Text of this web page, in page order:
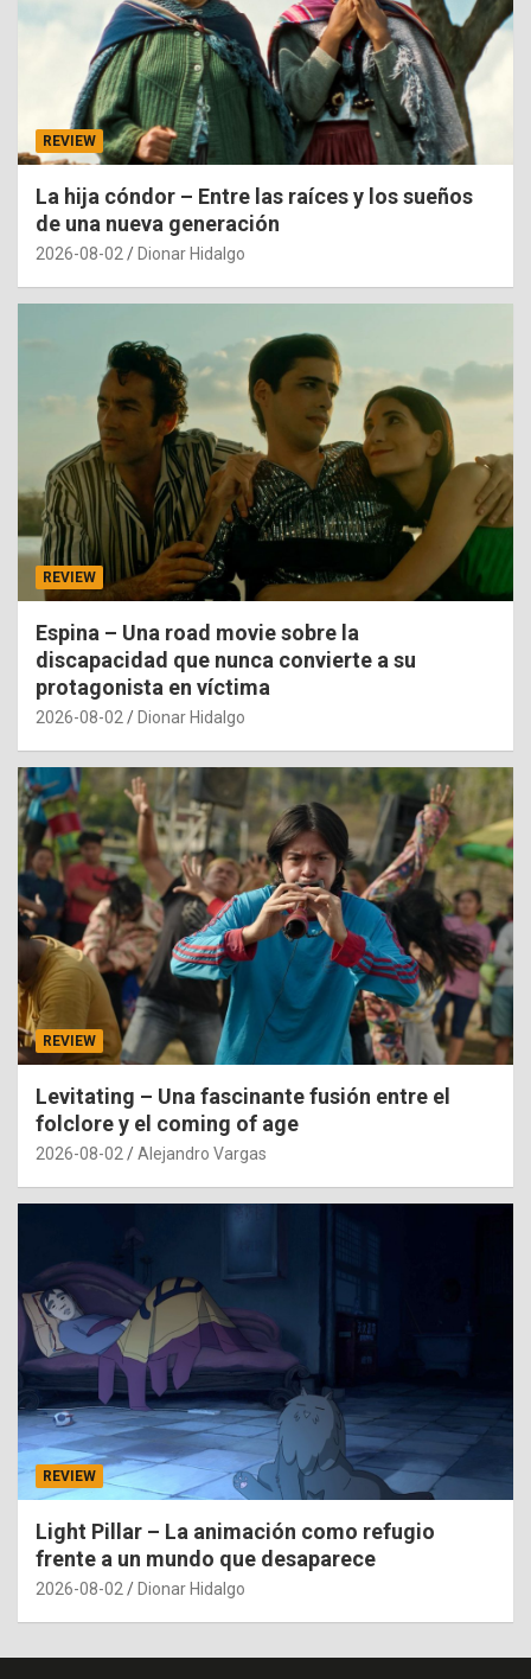
REVIEW
La hija cóndor – Entre las raíces y los sueños
de una nueva generación
2026-08-02 Dionar Hidalgo
REVIEW
Espina – Una road movie sobre la
discapacidad que nunca convierte a su
protagonista en víctima
2026-08-02 Dionar Hidalgo
REVIEW
Levitating – Una fascinante fusión entre el
folclore y el coming of age
2026-08-02 Alejandro Vargas
REVIEW
Light Pillar – La animación como refugio
frente a un mundo que desaparece
2026-08-02 Dionar Hidalgo